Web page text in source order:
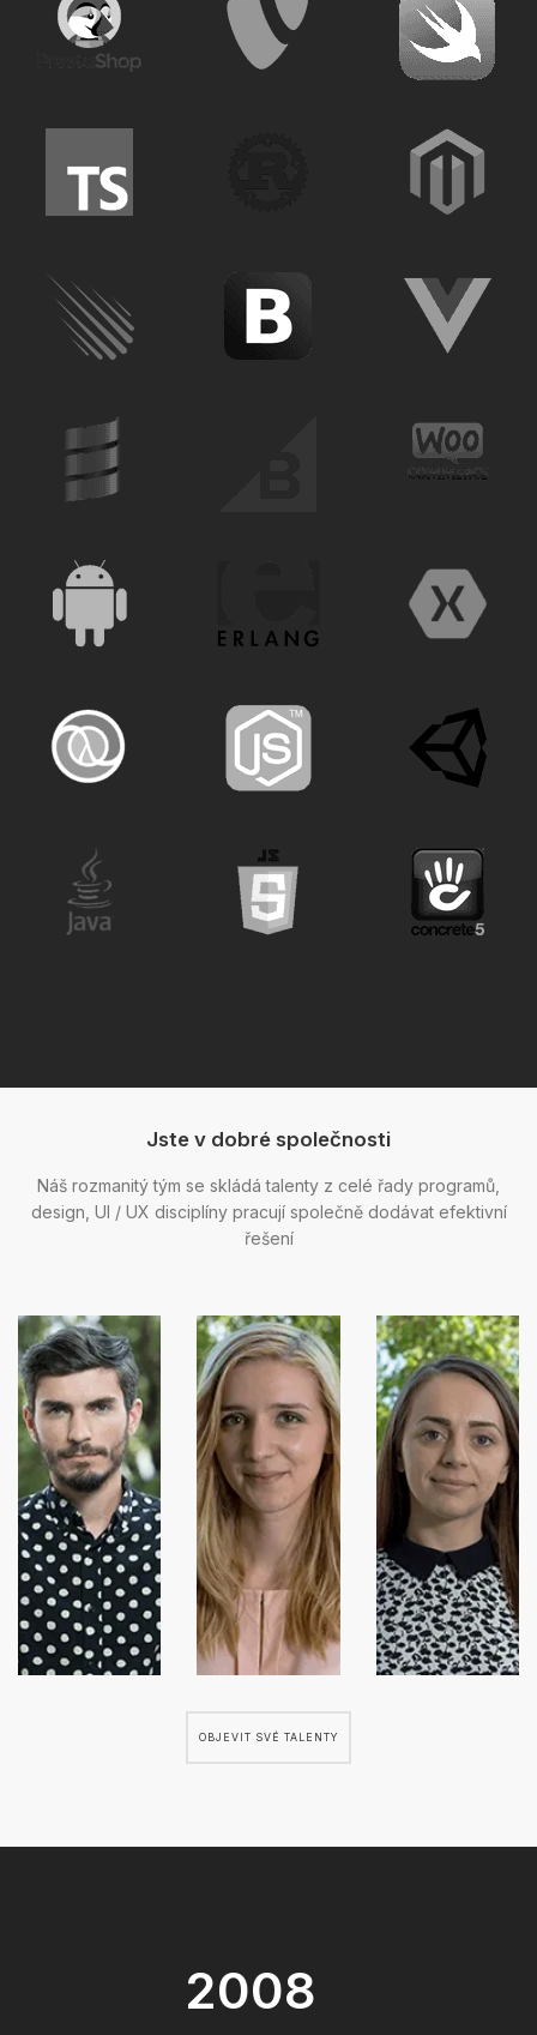
Jste v dobré společnosti
Náš rozmanitý tým se skládá talenty z celé řady programů,
design, UI / UX disciplíny pracují společně dodávat efektivní
řešení
OBJEVIT SVÉ TALENTY
2008